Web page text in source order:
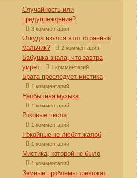
Случайность или
предупреждение?
3 комментария
Откуда взялся этот странный
мальчик?
2 комментария
Бабушка знала, что завтра
умрет
1 комментарий
Брата преследует мистика
1 комментарий
Необычная музыка
1 комментарий
Роковые числа
1 комментарий
Покойные не любят жалоб
1 комментарий
Мистика, которой не было
1 комментарий
Земные проблемы тревожат